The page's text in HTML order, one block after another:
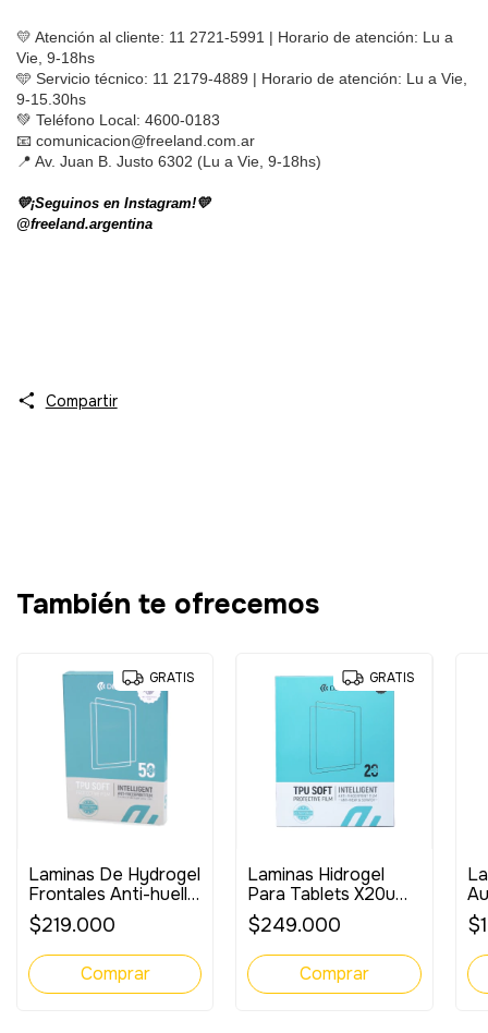
💛 Atención al cliente: 11 2721-5991 | Horario de atención: Lu a
Vie, 9-18hs
🩵 Servicio técnico: 11 2179-4889 | Horario de atención: Lu a Vie,
9-15.30hs
💚 Teléfono Local: 4600-0183
📧 comunicacion@freeland.com.ar
📍 Av. Juan B. Justo 6302 (Lu a Vie, 9-18hs)
💛¡Seguinos en Instagram!💛
@freeland.argentina
Compartir
También te ofrecemos
GRATIS
Laminas De Hydrogel
Frontales Anti-huella
(efecto matte)
$219.000
GRATIS
Laminas Hidrogel
Para Tablets X20u
Anti- Huella
$249.000